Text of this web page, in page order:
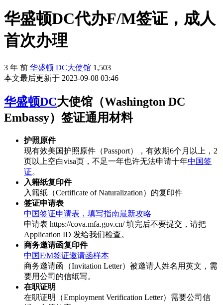
华盛顿DC代办F/M签证，成人
首次办理
3 年 前 华盛顿 DC大使馆 1,503
本文最后更新于 2023-09-08 03:46
华盛顿DC大使馆（Washington DC
Embassy）签证通用材料
护照原件
现有效美国护照原件（Passport），有效期6个月以上，2
页以上空白visa页，不足一年也许无法申请十年中国签
证。
入籍纸复印件
入籍纸（Certificate of Naturalization）的复印件
签证申请表
中国签证申请表，填写指南最新攻略
申请表 https://cova.mfa.gov.cn/ 填完后不要提交，请把
Application ID 发给我们检查。
商务邀请函复印件
中国F/M签证邀请函样本
商务邀请函（Invitation Letter）被邀请人姓名用英文，需
要用公司的信纸写。
在职证明
在职证明（Employment Verification Letter）需要公司信